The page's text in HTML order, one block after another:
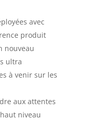
avec
produit
nouveau
ultra
à venir sur les
aux attentes
niveau